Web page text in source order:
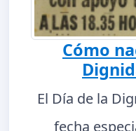
Cómo
El Día de la
fecha